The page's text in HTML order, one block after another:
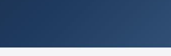
de inocência. Além disso, discute